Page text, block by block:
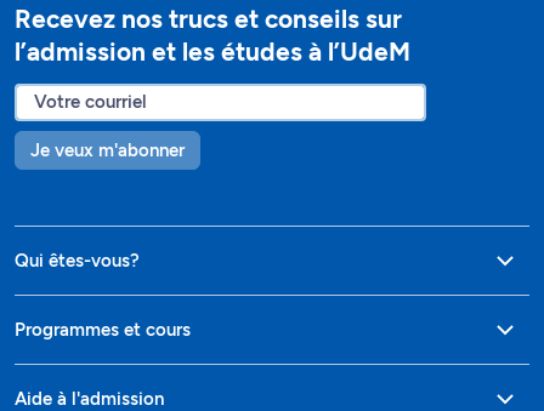
Recevez nos trucs et conseils sur
l’admission et les études à l’UdeM
Je veux m'abonner
Qui êtes-vous?
Programmes et cours
Aide à l'admission